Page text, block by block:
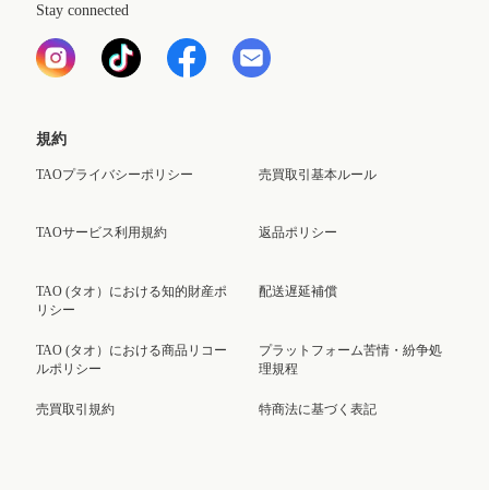
Stay connected
規約
TAOプライバシーポリシー
TAOサービス利用規約
TAO (タオ）における知的財産ポ
リシー
TAO (タオ）における商品リコー
ルポリシー
売買取引規約
売買取引基本ルール
返品ポリシー
配送遅延補償
プラットフォーム苦情・紛争処
理規程
特商法に基づく表記